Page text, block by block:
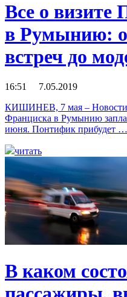
Все о визите
в Румынию:
встреч до
16:51 7.05.2019
КИШИНЕВ, 7 мая –
Франциска в Румынию
июня. Понтифик прибудет …
читать
В каком